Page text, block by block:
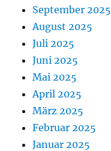
September 2025
August 2025
Juli 2025
Juni 2025
Mai 2025
April 2025
März 2025
Februar 2025
Januar 2025